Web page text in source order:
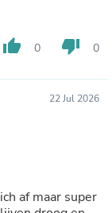
thumb_up 0 thumb_down 0
22 Jul 2026
af maar super